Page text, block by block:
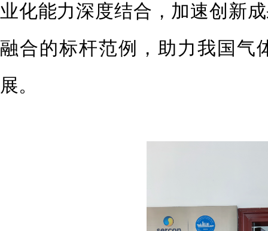
业化能力深度结合，加速创新
融合的标杆范例，助力我国气
展。